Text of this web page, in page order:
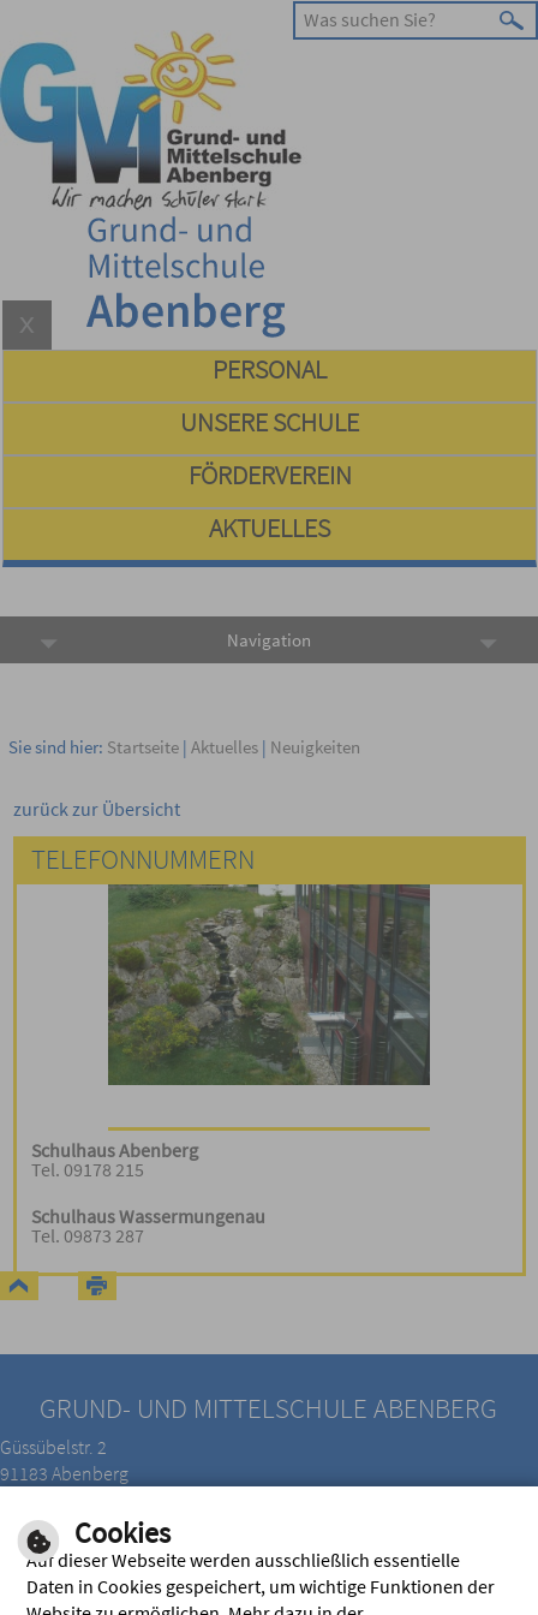
PERSONAL
UNSERE SCHULE
FÖRDERVEREIN
AKTUELLES
Navigation
Sie sind hier: Startseite| Aktuelles| Neuigkeiten
zurück zur Übersicht
TELEFONNUMMERN
Schulhaus Abenberg
Tel. 09178 215
Schulhaus Wassermungenau
Tel. 09873 287
GRUND- UND MITTELSCHULE ABENBERG
Güssübelstr. 2
91183 Abenberg
Fax.: 09178/905060
Cookies
Auf dieser Webseite werden ausschließlich essentielle
Daten in Cookies gespeichert, um wichtige Funktionen der